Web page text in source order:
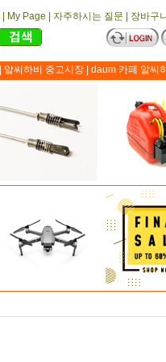
My Page 자주하시는 질문
장바구
알씨하비 중고시장 daum 카페 알씨